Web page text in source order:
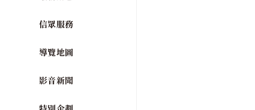
信眾服務
導覽地圖
影音新聞